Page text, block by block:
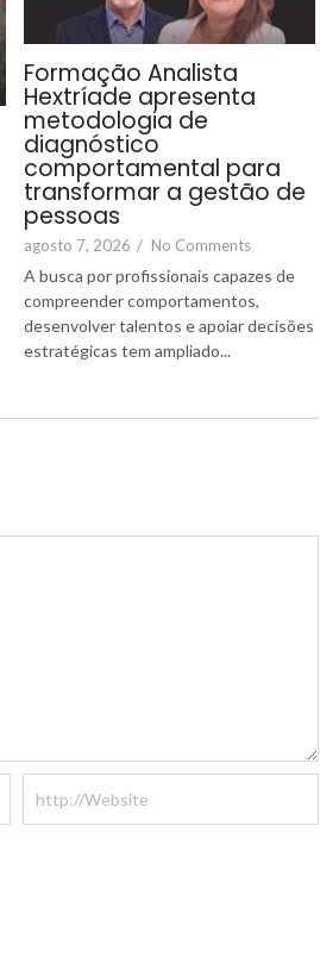
Formação Analista
Hextríade apresenta
metodologia de
diagnóstico
comportamental para
transformar a gestão de
pessoas
agosto 7, 2026 / No Comments
A busca por profissionais capazes de
compreender comportamentos,
desenvolver talentos e apoiar decisões
estratégicas tem ampliado...